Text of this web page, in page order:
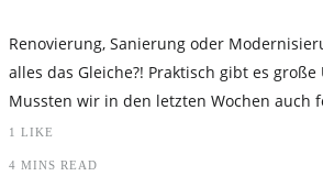
Renovierung, Sanierung oder
alles das Gleiche?! Praktisch gibt es
Mussten wir in den letzten Wochen auch
1 LIKE
4 MINS READ